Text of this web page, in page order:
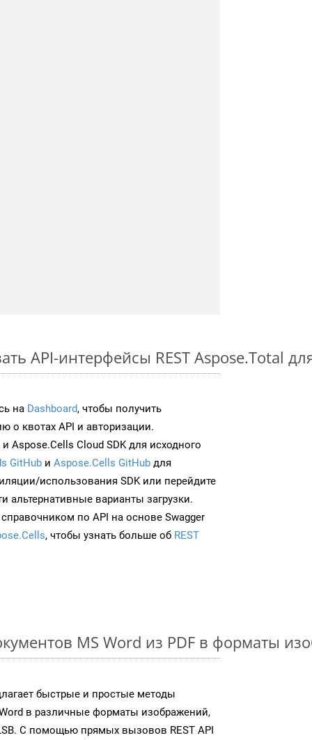
API-интерфейсы REST Aspose.Total
на Dashboard, чтобы получить
о квотах API и авторизации.
Aspose.Cells Cloud SDK для исходного
GitHub и Aspose.Cells GitHub для
использования SDK или перейдите
альтернативные варианты загрузки.
по API на основе Swagger
, чтобы узнать больше об REST
MS Word из PDF в форматы
быстрые и простые методы
в различные форматы изображений,
С помощью прямых вызовов REST API